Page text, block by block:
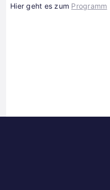
Hier geht es zum Programm